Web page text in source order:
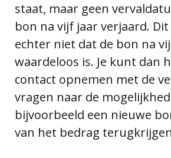
staat, maar geen
bon na vijf jaar verjaard.
echter niet dat de bon na
waardeloos is. Je kunt dan
contact opnemen met de
vragen naar de
bijvoorbeeld een nieuwe
van het bedrag